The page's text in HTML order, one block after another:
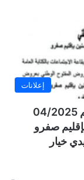
إعلانات
إعلان عن طلب عروض مفتوح وطني رقم 04/2025
صفرو
خيار